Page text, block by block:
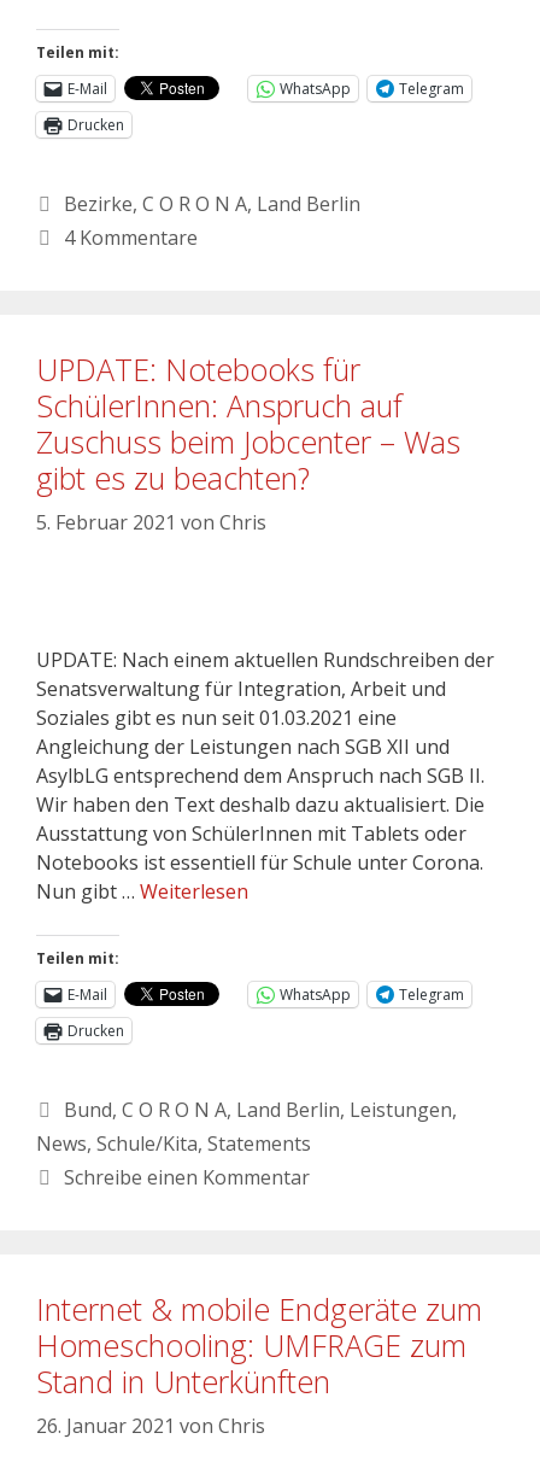
Teilen mit:
E-Mail
WhatsApp
Telegram
Drucken
Bezirke, C O R O N A, Land Berlin
4 Kommentare
UPDATE: Notebooks für
SchülerInnen: Anspruch auf
Zuschuss beim Jobcenter – Was
gibt es zu beachten?
5. Februar 2021 von Chris
UPDATE: Nach einem aktuellen Rundschreiben der
Senatsverwaltung für Integration, Arbeit und
Soziales gibt es nun seit 01.03.2021 eine
Angleichung der Leistungen nach SGB XII und
AsylbLG entsprechend dem Anspruch nach SGB II.
Wir haben den Text deshalb dazu aktualisiert. Die
Ausstattung von SchülerInnen mit Tablets oder
Notebooks ist essentiell für Schule unter Corona.
Nun gibt … Weiterlesen
Teilen mit:
E-Mail
WhatsApp
Telegram
Drucken
Bund, C O R O N A, Land Berlin, Leistungen,
News, Schule/Kita, Statements
Schreibe einen Kommentar
Internet & mobile Endgeräte zum
Homeschooling: UMFRAGE zum
Stand in Unterkünften
26. Januar 2021 von Chris